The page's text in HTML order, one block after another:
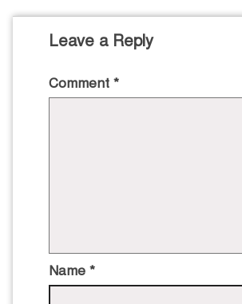
Leave a Reply
Comment *
Name *